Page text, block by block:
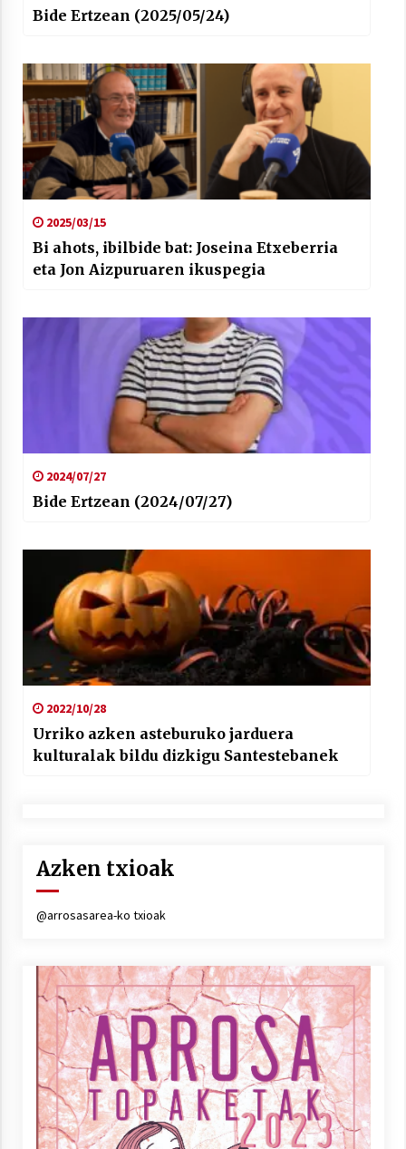
Bide Ertzean (2025/05/24)
2025/03/15
Bi ahots, ibilbide bat: Joseina Etxeberria
eta Jon Aizpuruaren ikuspegia
2024/07/27
Bide Ertzean (2024/07/27)
2022/10/28
Urriko azken asteburuko jarduera
kulturalak bildu dizkigu Santestebanek
Azken txioak
@arrosasarea-ko txioak